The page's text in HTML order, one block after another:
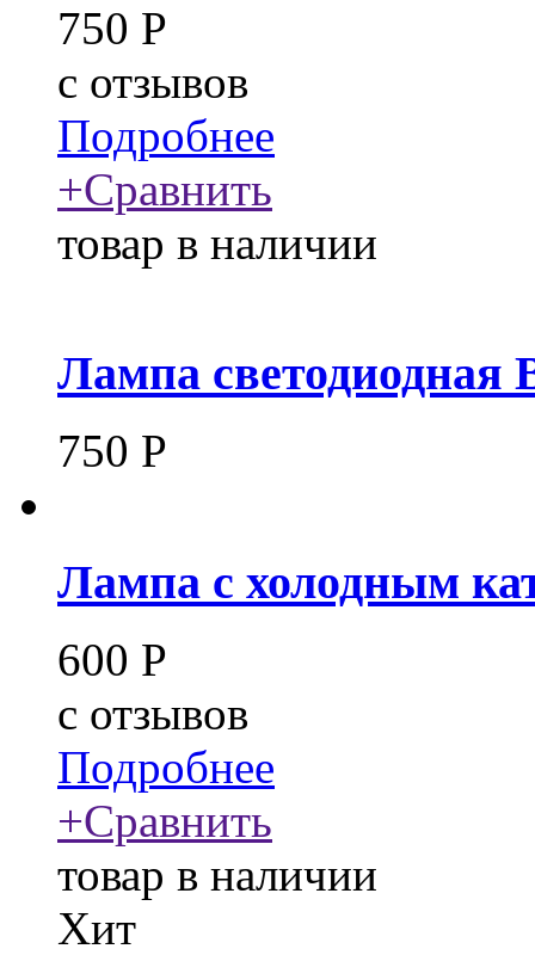
750 Р
c отзывов
Подробнее
+Сравнить
товар в наличии
Лампа светодиодная
750 Р
Лампа с холодным
600 Р
c отзывов
Подробнее
+Сравнить
товар в наличии
Хит